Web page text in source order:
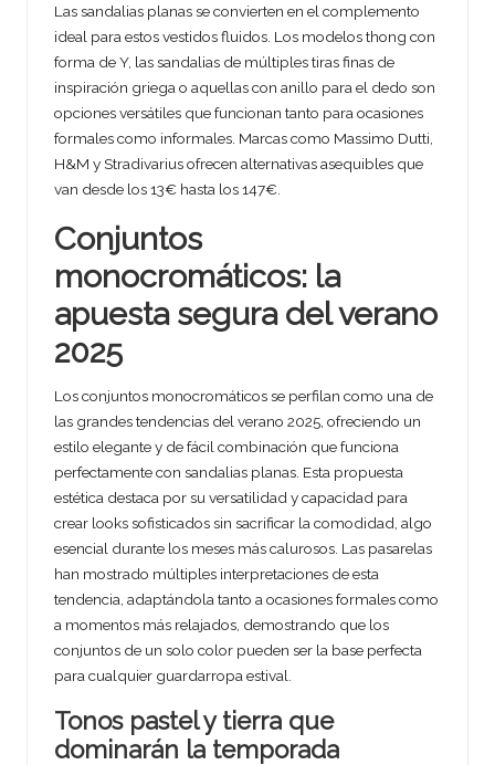
Las sandalias planas se convierten en el complemento
ideal para estos vestidos fluidos. Los modelos thong con
forma de Y, las sandalias de múltiples tiras finas de
inspiración griega o aquellas con anillo para el dedo son
opciones versátiles que funcionan tanto para ocasiones
formales como informales. Marcas como Massimo Dutti,
H&M y Stradivarius ofrecen alternativas asequibles que
van desde los 13€ hasta los 147€.
Conjuntos
monocromáticos: la
apuesta segura del verano
2025
Los conjuntos monocromáticos se perfilan como una de
las grandes tendencias del verano 2025, ofreciendo un
estilo elegante y de fácil combinación que funciona
perfectamente con sandalias planas. Esta propuesta
estética destaca por su versatilidad y capacidad para
crear looks sofisticados sin sacrificar la comodidad, algo
esencial durante los meses más calurosos. Las pasarelas
han mostrado múltiples interpretaciones de esta
tendencia, adaptándola tanto a ocasiones formales como
a momentos más relajados, demostrando que los
conjuntos de un solo color pueden ser la base perfecta
para cualquier guardarropa estival.
Tonos pastel y tierra que
dominarán la temporada